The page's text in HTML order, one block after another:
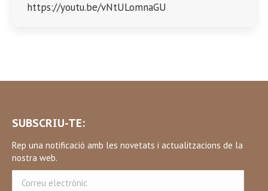
https://youtu.be/vNtULomnaGU
SUBSCRIU-TE:
Rep una notificació amb les novetats i actualitzacions de la
nostra web.
electrònic